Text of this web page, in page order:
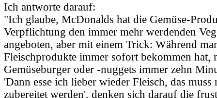
Ich antworte darauf:
"Ich glaube, McDonalds hat die Gemüse-
Verpflichtung den immer mehr werdenden
angeboten, aber mit einem Trick: Während
Fleischprodukte immer sofort bekommen hat,
Gemüseburger oder -nuggets immer zehn
'Dann esse ich lieber wieder Fleisch, das muss
zubereitet werden', denken sich darauf die